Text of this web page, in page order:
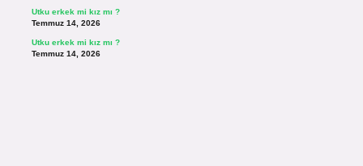
Utku erkek mi kız mı ?
Temmuz 14, 2026
Utku erkek mi kız mı ?
Temmuz 14, 2026